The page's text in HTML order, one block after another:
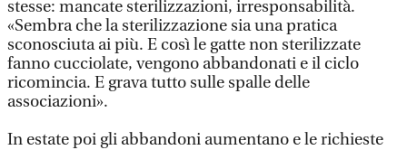
stesse: mancate sterilizzazioni, irresponsabilità.
«Sembra che la sterilizzazione sia una pratica
sconosciuta ai più. E così le gatte non sterilizzate
fanno cucciolate, vengono abbandonati e il ciclo
ricomincia. E grava tutto sulle spalle delle
associazioni».
In estate poi gli abbandoni aumentano e le richieste